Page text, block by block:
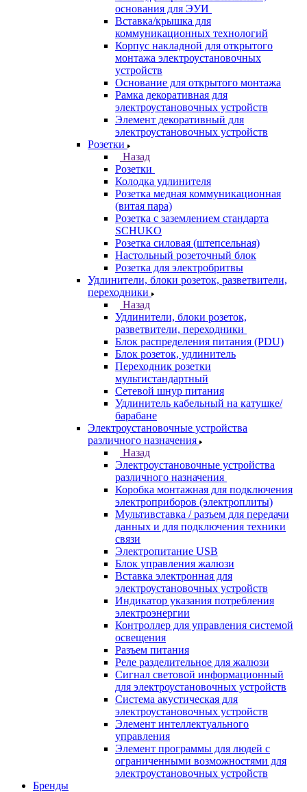
основания для ЭУИ
Вставка/крышка для
коммуникационных технологий
Корпус накладной для открытого
монтажа электроустановочных
устройств
Основание для открытого монтажа
Рамка декоративная для
электроустановочных устройств
Элемент декоративный для
электроустановочных устройств
Розетки
Назад
Розетки
Колодка удлинителя
Розетка медная коммуникационная
(витая пара)
Розетка с заземлением стандарта
SCHUKO
Розетка силовая (штепсельная)
Настольный розеточный блок
Розетка для электробритвы
Удлинители, блоки розеток, разветвители,
переходники
Назад
Удлинители, блоки розеток,
разветвители, переходники
Блок распределения питания (PDU)
Блок розеток, удлинитель
Переходник розетки
мультистандартный
Сетевой шнур питания
Удлинитель кабельный на катушке/
барабане
Электроустановочные устройства
различного назначения
Назад
Электроустановочные устройства
различного назначения
Коробка монтажная для подключения
электроприборов (электроплиты)
Мультивставка / разъем для передачи
данных и для подключения техники
связи
Электропитание USB
Блок управления жалюзи
Вставка электронная для
электроустановочных устройств
Индикатор указания потребления
электроэнергии
Контроллер для управления системой
освещения
Разъем питания
Реле разделительное для жалюзи
Сигнал световой информационный
для электроустановочных устройств
Система акустическая для
электроустановочных устройств
Элемент интеллектуального
управления
Элемент программы для людей с
ограниченными возможностями для
электроустановочных устройств
Бренды